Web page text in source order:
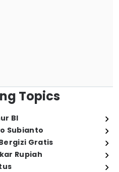
Topics
BI
Subianto
Gratis
Rupiah